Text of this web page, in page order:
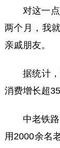
对这一
两个月，我
亲戚朋友。
据统计
消费增长超
中老铁
用2000余名